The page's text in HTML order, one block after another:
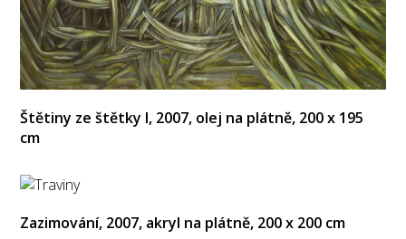
Štětiny ze štětky I, 2007, olej na plátně, 200 x 195
cm
Zazimování, 2007, akryl na plátně, 200 x 200 cm